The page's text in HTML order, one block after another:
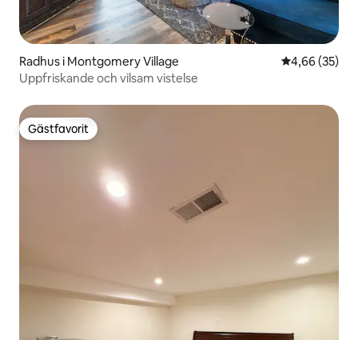
Radhus i Montgomery Village 4,66 av 5 i
4,66 (35)
Uppfriskande och vilsam vistelse
Gästfavorit
Gästfavorit